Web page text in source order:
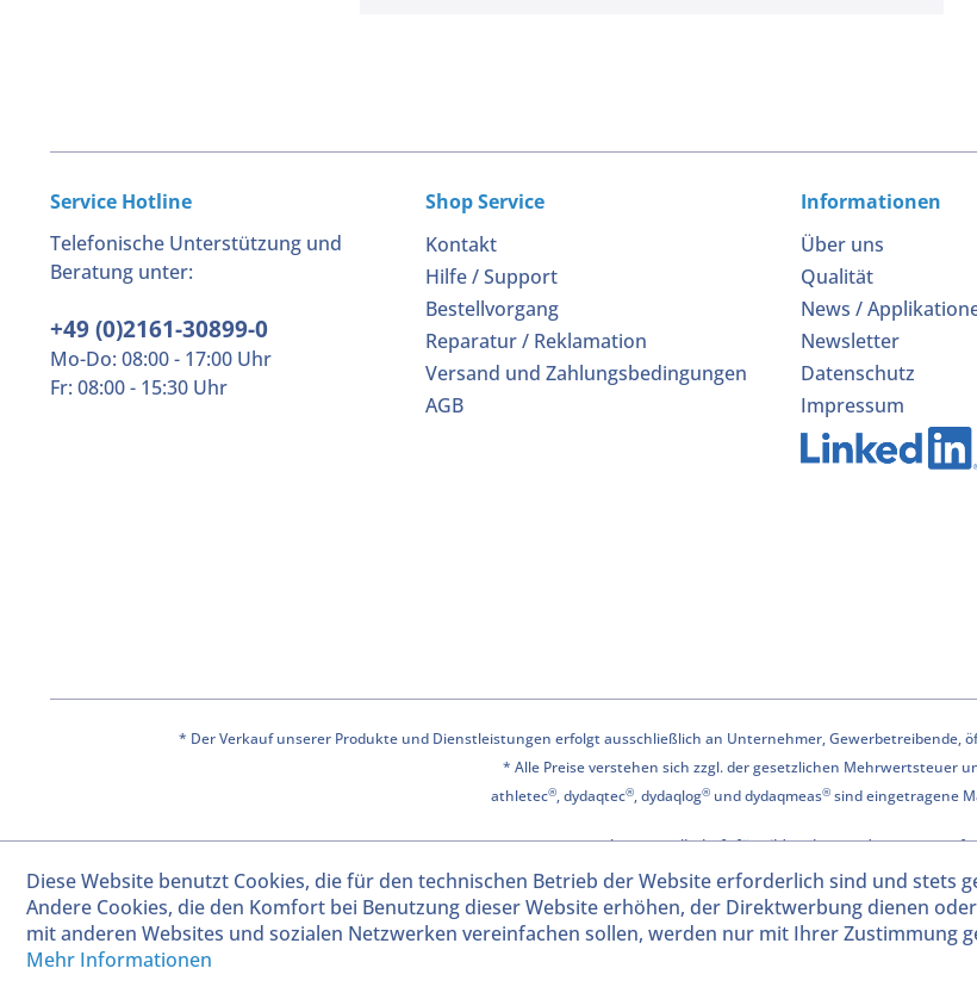
Service Hotline
Telefonische Unterstützung und
Beratung unter:
+49 (0)2161-30899-0
Mo-Do: 08:00 - 17:00 Uhr
Fr: 08:00 - 15:30 Uhr
Shop Service
Kontakt
Hilfe / Support
Bestellvorgang
Reparatur / Reklamation
Versand und Zahlungsbedingungen
AGB
Informationen
Über uns
Qualität
News /
Newsletter
Datenschutz
Impressum
* Der Verkauf unserer Produkte und Dienstleistungen erfolgt ausschließlich an Unternehmer, Gewerbetreibende,
* Alle Preise verstehen sich zzgl. der gesetzlichen Mehrwertsteuer
athletec®, dydaqtec®, dydaqlog®und dydaqmeas®sind eingetragene
© 2025 gbm - Gesellschaft für Bildanalyse und
Diese Website benutzt Cookies, die für den technischen Betrieb der Website erforderlich sind und stets
Andere Cookies, die den Komfort bei Benutzung dieser Website erhöhen, der Direktwerbung dienen
mit anderen Websites und sozialen Netzwerken vereinfachen sollen, werden nur mit Ihrer Zustimmung
Mehr Informationen